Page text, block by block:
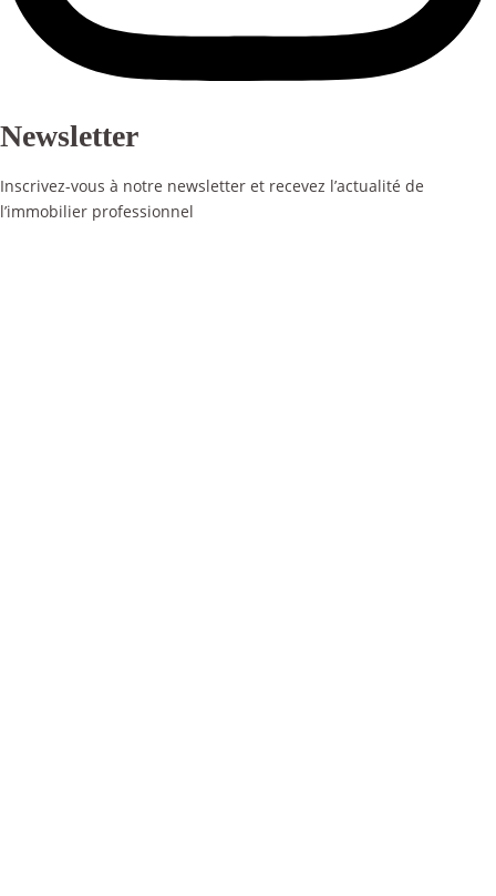
Newsletter
Inscrivez-vous à notre newsletter et recevez l’actualité de
l’immobilier professionnel